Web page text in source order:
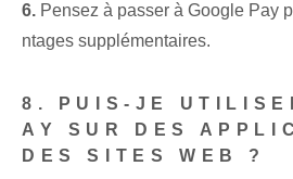
6. Pensez à passer à Google Pay
ntages supplémentaires.
8. PUIS-JE
AY SUR DES
DES SITES WEB ?